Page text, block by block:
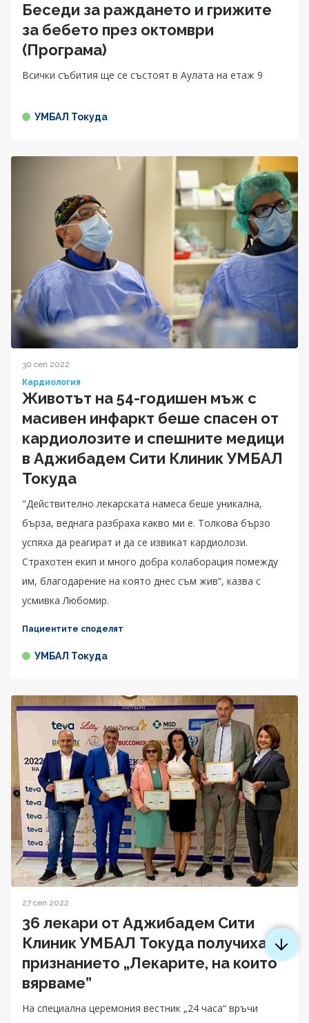
Беседи за раждането и грижите
за бебетo през октомври
(Програма)
Всички събития ще се състоят в Аулата на етаж 9
УМБАЛ Токуда
30 сеп 2022
Кардиология
Животът на 54-годишен мъж с
масивен инфаркт беше спасен от
кардиолозите и спешните медици
в Аджибадем Сити Клиник УМБАЛ
Токуда
"Действително лекарската намеса беше уникална,
бърза, веднага разбраха какво ми е. Толкова бързо
успяха да реагират и да се извикат кардиолози.
Страхотен екип и много добра колаборация помежду
им, благодарение на която днес съм жив“, казва с
усмивка Любомир.
Пациентите споделят
УМБАЛ Токуда
27 сеп 2022
36 лекари от Аджибадем Сити
Клиник УМБАЛ Токуда получиха
признанието „Лекарите, на които
вярваме”
На специална церемония вестник „24 часа“ връчи